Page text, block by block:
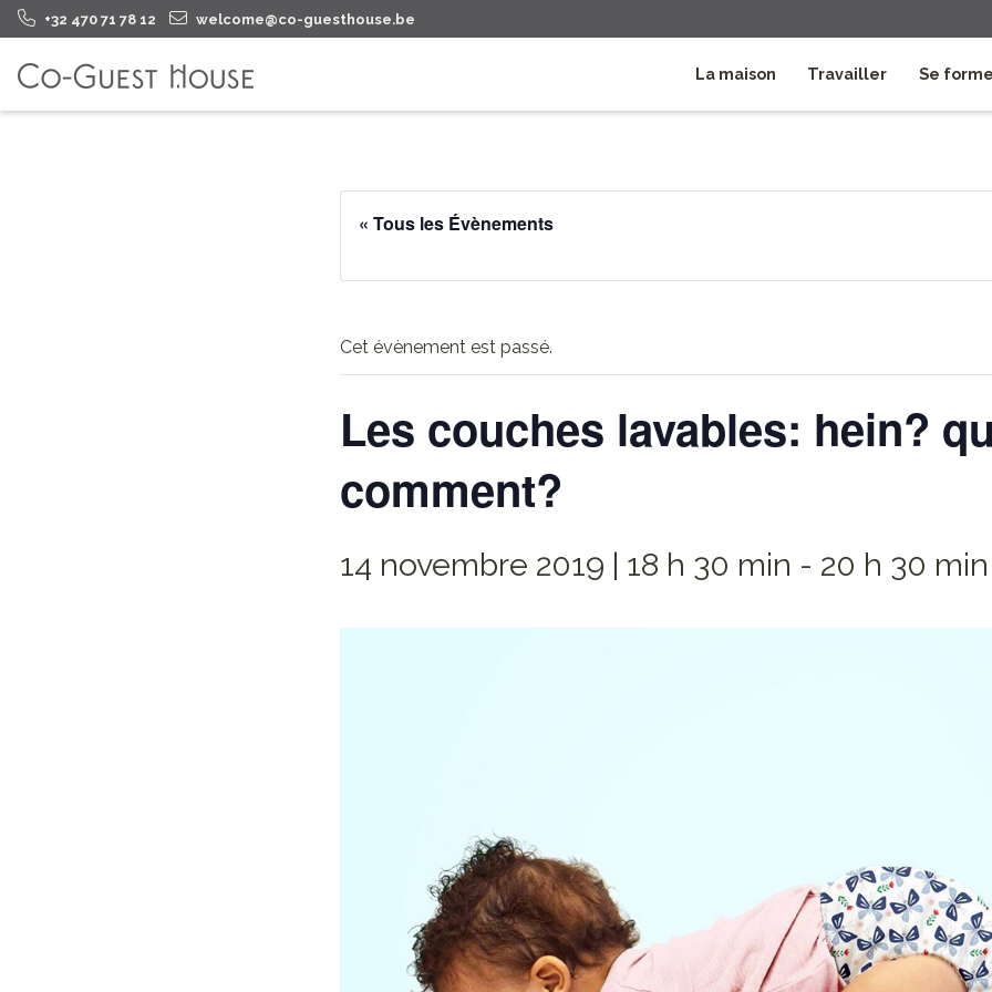
+32 470 71 78 12 welcome@co-guesthouse.be
La maison Travailler Se
« Tous les Évènements
Cet évènement est passé.
Les couches lavables: hein?
comment?
14 novembre 2019 | 18 h 30 min - 20 h 30 min